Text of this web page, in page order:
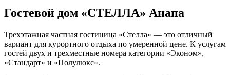
Гостевой дом «СТЕЛЛА» Анапа
Трехэтажная частная гостиница «Стелла» — это отличный
вариант для курортного отдыха по умеренной цене. К услугам
гостей двух и трехместные номера категории «Эконом»,
«Стандарт» и «Полулюкс».